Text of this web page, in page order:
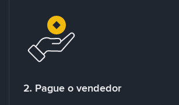
2. Pague o vendedor